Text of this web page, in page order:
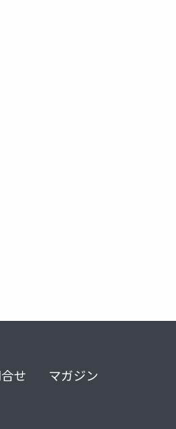
せ マガジン